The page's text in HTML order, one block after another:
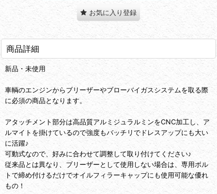
お気に入り登録
商品詳細
新品・未使用
車輌のエンジンからブリーザーやブローバイガスシステムを取る際
に必須の商品となります。
アタッチメント部分は高品質アルミジュラルミンをCNC加工し、ア
ルマイトを掛けているので強度もバッチリでドレスアップにも大い
に活躍♪
可動式なので、好みに合わせて調整して取り付けてください♪
従来品とは異なり、ブリーザーとして使用しない場合は、専用ボル
トで締め付けるだけでオイルフィラーキャップにも使用可能な優れ
もの！